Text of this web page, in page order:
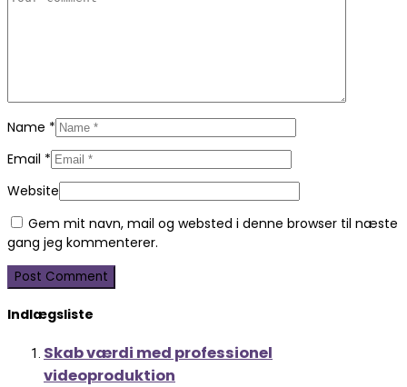
Name *
Email *
Website
Gem mit navn, mail og websted i denne browser til næste
gang jeg kommenterer.
Indlægsliste
Skab værdi med professionel
videoproduktion